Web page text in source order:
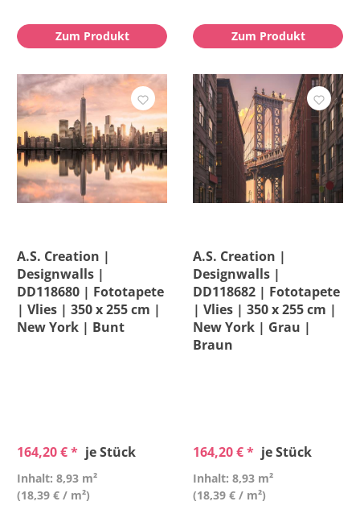
Zum Produkt Zum Produkt
A.S. Creation |
Designwalls |
DD118680 | Fototapete
| Vlies | 350 x 255 cm |
New York | Bunt
164,20 € * je Stück
Inhalt: 8,93 m²
(18,39 € / m²)
A.S. Creation |
Designwalls |
DD118682 | Fototapete
| Vlies | 350 x 255 cm |
New York | Grau |
Braun
164,20 € * je Stück
Inhalt: 8,93 m²
(18,39 € / m²)